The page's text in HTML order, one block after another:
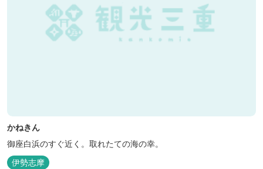
かねきん
御座白浜のすぐ近く。取れたての海の幸。
伊勢志摩